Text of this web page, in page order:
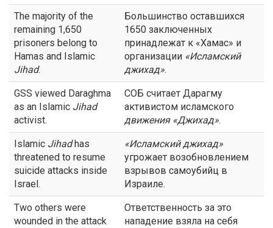
The majority of the
remaining 1,650
prisoners belong to
Hamas and Islamic
Jihad.
Большинство оставшихся
1650 заключенных
принадлежат к «Хамас» и
организации «Исламский
джихад».
GSS viewed Daraghma
as an Islamic Jihad
activist.
СОБ считает Дарагму
активистом исламского
движения «Джихад».
Islamic Jihadhas
threatened to resume
suicide attacks inside
Israel.
«Исламскийджихад»
угрожает возобновлением
взрывов самоубийц в
Израиле.
Two others were
wounded in the attack
Ответственность за это
нападение взяла на себя